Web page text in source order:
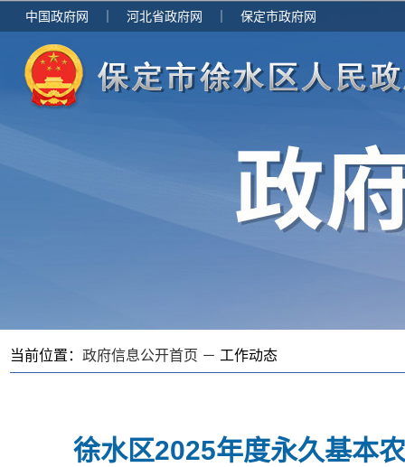
中国政府网 河北省政府网 保定市政府网
当前位置： 政府信息公开首页 － 工作动态
徐水区2025年度永久基本